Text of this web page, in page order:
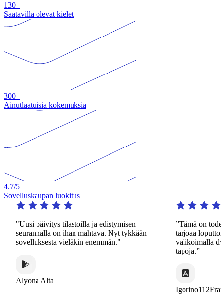
130+
Saatavilla olevat kielet
300+
Ainutlaatuisia kokemuksia
4.7/5
Sovelluskaupan luokitus
"Uusi päivitys tilastoilla ja edistymisen
seurannalla on ihan mahtava. Nyt tykkään
sovelluksesta vieläkin enemmän."
Alyona Alta
”Tämä on
tarjoaa
valikoimalla
tapoja.”